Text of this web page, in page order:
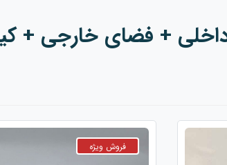
+ فضای خارجی +